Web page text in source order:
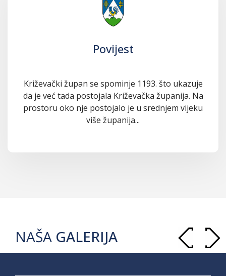
Povijest
Križevački župan se spominje 1193. što ukazuje
da je već tada postojala Križevačka županija. Na
prostoru oko nje postojalo je u srednjem vijeku
više županija...
NAŠA GALERIJA